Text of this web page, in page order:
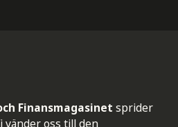
Finansmagasinet sprider
vänder oss till den